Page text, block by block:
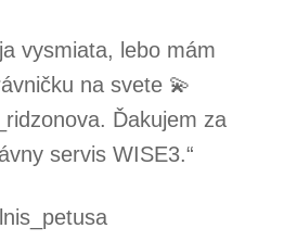
vysmiata, lebo mám
na svete 💫
Ďakujem za
servis WISE3.“